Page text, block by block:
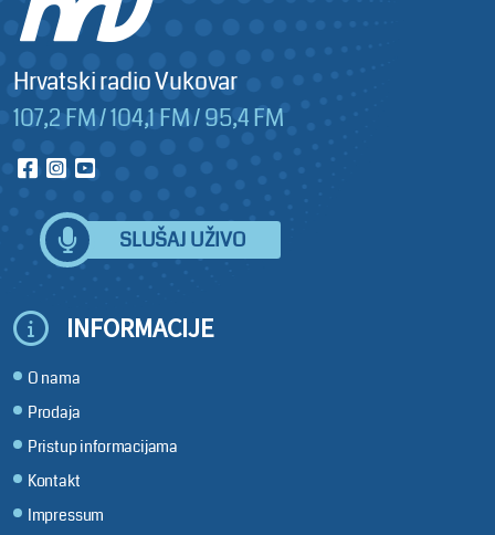
Hrvatski radio Vukovar
107,2 FM / 104,1 FM / 95,4 FM
SLUŠAJ UŽIVO
INFORMACIJE
O nama
Prodaja
Pristup informacijama
Kontakt
Impressum